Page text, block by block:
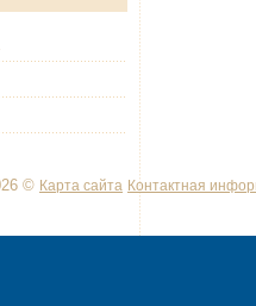
© Карта сайта Контактная